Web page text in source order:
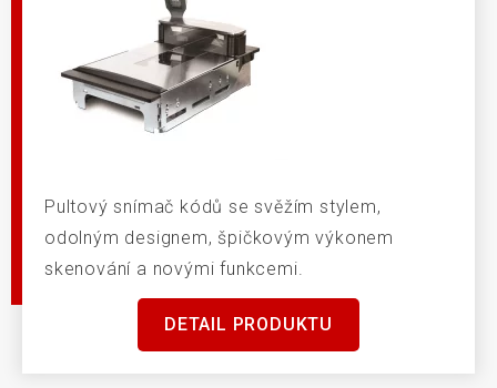
Pultový snímač kódů se svěžím stylem,
odolným designem, špičkovým výkonem
skenování a novými funkcemi.
DETAIL PRODUKTU